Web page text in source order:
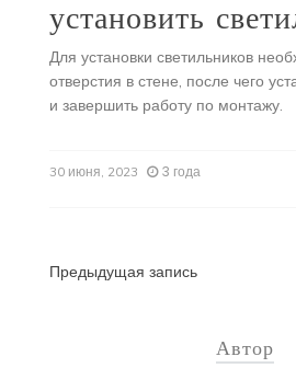
установить
Для установки светильников
отверстия в стене, после чего
и завершить работу по монтажу.
30 июня, 2023 3 года
Навигация
Предыдущая запись
Автор